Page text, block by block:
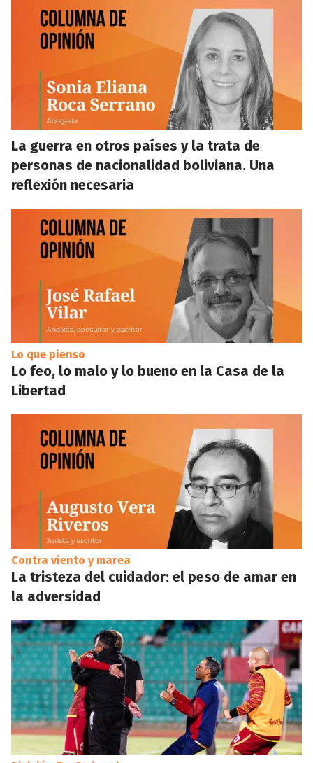
La guerra en otros países y la trata de
personas de nacionalidad boliviana. Una
reflexión necesaria
Lo que pienso
Lo feo, lo malo y lo bueno en la Casa de la
Libertad
Contra viento y marea
La tristeza del cuidador: el peso de amar en
la adversidad